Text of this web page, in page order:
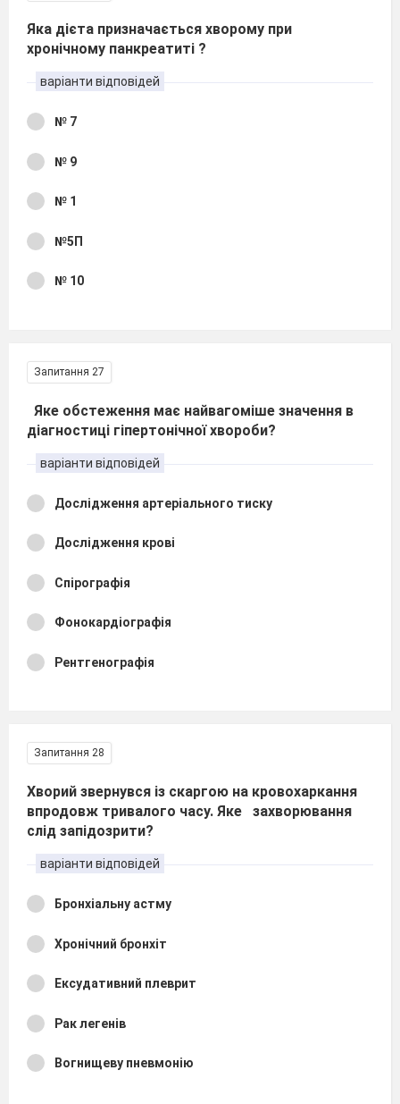
Яка дієта призначається хворому при
хронічному панкреатиті ?
варіанти відповідей
№ 7
№ 9
№ 1
№5П
№ 10
Запитання 27
Яке обстеження має найвагоміше значення в
діагностиці гіпертонічної хвороби?
варіанти відповідей
Дослідження артеріального тиску
Дослідження крові
Спірографія
Фонокардіографія
Рентгенографія
Запитання 28
Хворий звернувся із скаргою на кровохаркання
впродовж тривалого часу. Яке захворювання
слід запідозрити?
варіанти відповідей
Бронхіальну астму
Хронічний бронхіт
Ексудативний плеврит
Рак легенів
Вогнищеву пневмонію